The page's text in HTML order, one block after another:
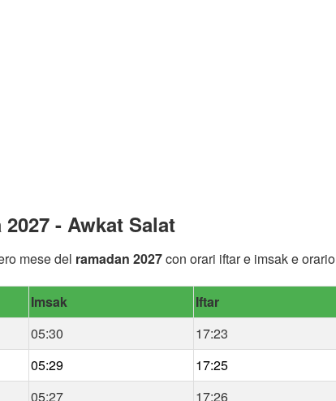
- Awkat Salat
mese del ramadan 2027con orari iftar e imsak e orario
Imsak
Iftar
05:30
17:23
05:29
17:25
05:27 17:26